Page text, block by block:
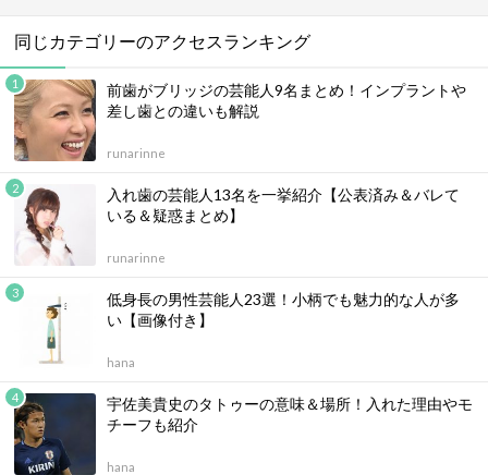
同じカテゴリーのアクセスランキング
前歯がブリッジの芸能人9名まとめ！インプラントや
差し歯との違いも解説
runarinne
入れ歯の芸能人13名を一挙紹介【公表済み＆バレて
いる＆疑惑まとめ】
runarinne
低身長の男性芸能人23選！小柄でも魅力的な人が多
い【画像付き】
hana
宇佐美貴史のタトゥーの意味＆場所！入れた理由やモ
チーフも紹介
hana